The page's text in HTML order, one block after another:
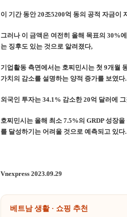
이 기간 동안 20조5200억 동의 공적 자금이
그러나 이 금액은 여전히 올해 목표의 30%
는 징후도 있는 것으로 알려졌다,
기업활동 측면에서는 호찌 민시는 첫 9개월
가치의 감소를 설명하는 양적 증가를 보였다.
외국인 투자는 34.1% 감소한 20억 달러에
호찌 민시는 올해 최소 7.5%의 GRDP 성장
를 달성하기는 어려울 것으로 예측되고 있다.
Vnexpress 2023.09.29
베트남 생활 · 쇼핑 추천